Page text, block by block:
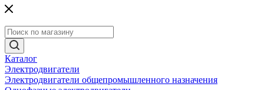
Каталог
Электродвигатели
Электродвигатели общепромышленного назначения